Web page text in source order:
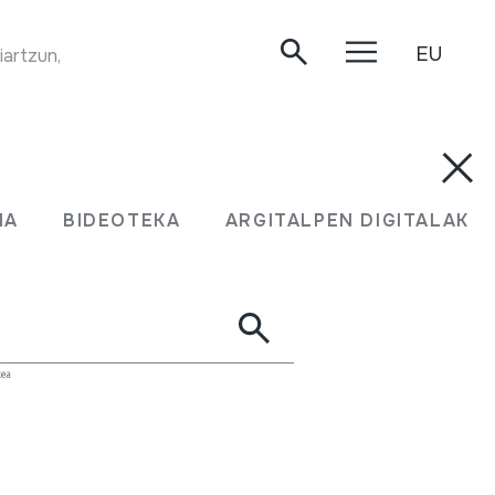
BIDEOTEKA ARGITALPEN DIGITALAK
2020-04-01.
EU